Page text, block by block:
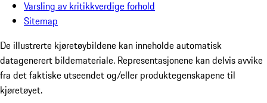
Varsling av kritikkverdige forhold
Sitemap
De illustrerte kjøretøybildene kan inneholde automatisk
datagenerert bildemateriale. Representasjonene kan delvis avvike
fra det faktiske utseendet og/eller produktegenskapene til
kjøretøyet.